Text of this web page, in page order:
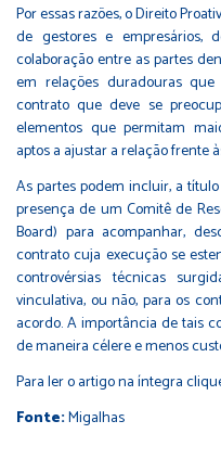
Por essas razões, o Direito
de gestores e empresários,
colaboração entre as partes
em relações duradouras
contrato que deve se
elementos que permitam
aptos a ajustar a relação frente
As partes podem incluir, a
presença de um Comitê de
Board) para acompanhar,
contrato cuja execução se
controvérsias técnicas
vinculativa, ou não, para os
acordo. A importância de tais
de maneira célere e menos
Para ler o artigo na íntegra
Fonte:Migalhas